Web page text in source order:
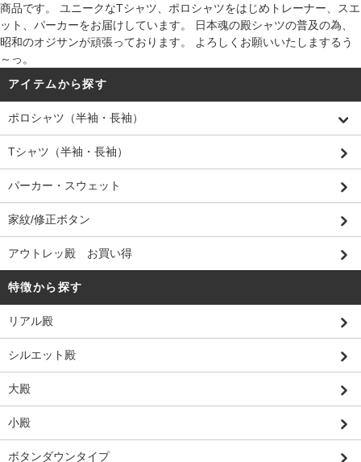
商品です。 ユニークなTシャツ、ポロシャツをはじめトレーナー、スエ
ット、パーカーをお届けしています。 日本魂の殿シャツの普及の為、
昭和のオジサンが頑張っております。 よろしくお願いいたしまするう
～っ。
アイテムから探す
ポロシャツ（半袖・長袖）
Tシャツ（半袖・長袖）
パーカー・スウェット
家紋/修正ボタン
アウトレッ殿 お買い得
特徴から探す
リアル殿
シルエット殿
大殿
小殿
ボタンダウンタイプ